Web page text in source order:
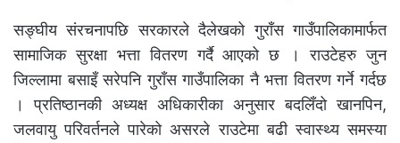
सङ्घीय संरचनापछि सरकारले दैलेखको गुराँस गाउँपालिकामार्फत
सामाजिक सुरक्षा भत्ता वितरण गर्दै आएको छ । राउटेहरु जुन
जिल्लामा बसाइँ सरेपनि गुराँस गाउँपालिका नै भत्ता वितरण गर्ने गर्दछ
। प्रतिष्ठानकी अध्यक्ष अधिकारीका अनुसार बदलिँदो खानपिन,
जलवायु परिवर्तनले पारेको असरले राउटेमा बढी स्वास्थ्य समस्या